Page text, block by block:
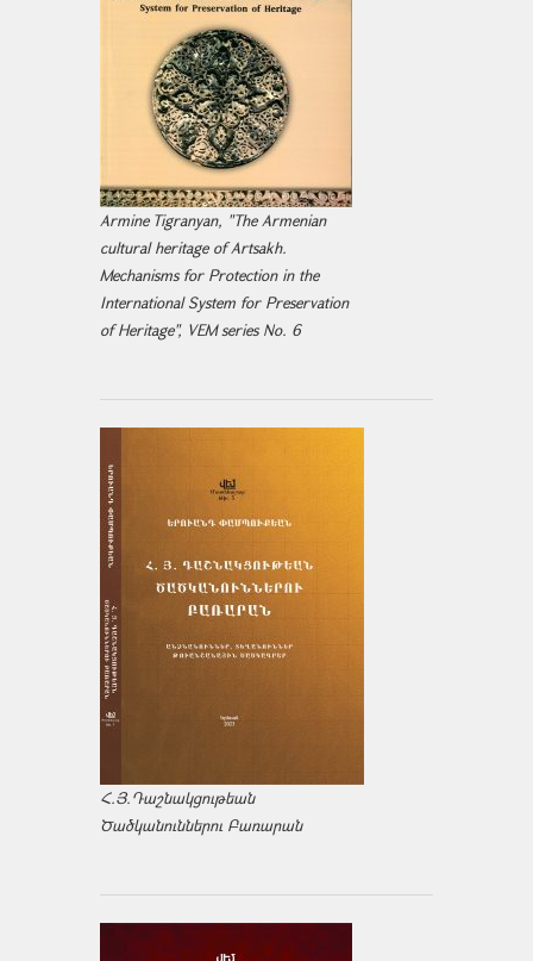
Armine Tigranyan, "The Armenian
cultural heritage of Artsakh.
Mechanisms for Protection in the
International System for Preservation
of Heritage", VEM series No. 6
Հ.Յ.Դաշնակցութեան
Ծածկանուններու Բառարան